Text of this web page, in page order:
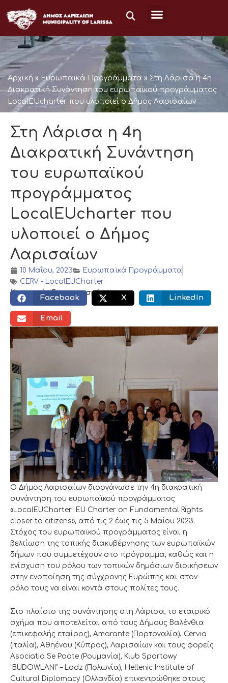
στο
περιεχόμενο
Αρχική » Ευρωπαϊκά Προγράμματα » Στη Λάρισα η 4η
Διακρατική Συνάντηση του ευρωπαϊκού προγράμματος
LocalEUcharter που υλοποιεί ο Δήμος Λαρισαίων
Στη Λάρισα η 4η
Διακρατική Συνάντηση
του ευρωπαϊκού
προγράμματος
LocalEUcharter που
υλοποιεί ο Δήμος
Λαρισαίων
10 Μαΐου, 2023
Ευρωπαϊκά Προγράμματα
CERV - LocalEUCharter
Κοινωνικός διαμοιρασμός:
Facebook X LinkedIn
Email
Ο Δήμος Λαρισαίων διοργάνωσε την 4η διακρατική
συνάντηση του ευρωπαϊκού προγράμματος
«LocalEUCharter: EU Charter on Fundamental Rights
closer to citizens», από τις 2 έως τις 5 Μαΐου 2023.
Στόχος του ευρωπαϊκού προγράμματος είναι η
βελτίωση της τοπικής διακυβέρνησης των ευρωπαϊκών
δήμων που συμμετέχουν στο πρόγραμμα, καθώς και η
ενίσχυση του ρόλου των τοπικών δημόσιων διοικήσεων
στην ενοποίηση της σύγχρονης Ευρώπης και στον
ρόλο τους να είναι κοντά στους πολίτες τους.
Στο πλαίσιο της συνάντησης στη Λάρισα, το εταιρικό
σχήμα που αποτελείται από τους Δήμους Βαλένθια
(επικεφαλής εταίρος), Amarante (Πορτογαλία), Cervia
(Ιταλία), Αθηένου (Κύπρος), Λαρισαίων και τους φορείς
Asociatia Se Poate (Ρουμανία), Klub Sportowy
“BUDOWLANI” – Lodz (Πολωνία), Hellenic Institute of
Cultural Diplomacy (Ολλανδία) επικεντρώθηκε στους